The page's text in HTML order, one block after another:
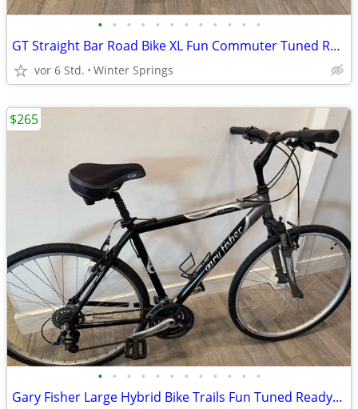
• • • • • • • • • • • •
GT Straight Bar Road Bike XL Fun Commuter Tuned Ready/Ride
vor 6 Std. Winter Springs
• • • • • • • • • • • •
Gary Fisher Large Hybrid Bike Trails Fun Tuned Ready/Ride
$265